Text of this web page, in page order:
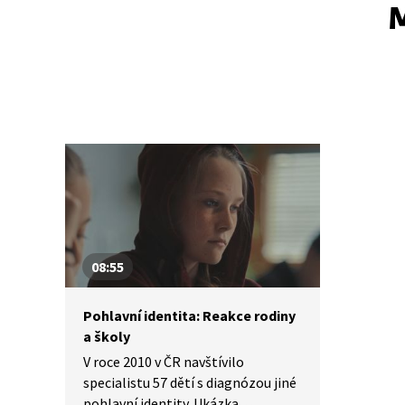
08:55
Pohlavní identita: Reakce rodiny
a školy
V roce 2010 v ČR navštívilo
specialistu 57 dětí s diagnózou jiné